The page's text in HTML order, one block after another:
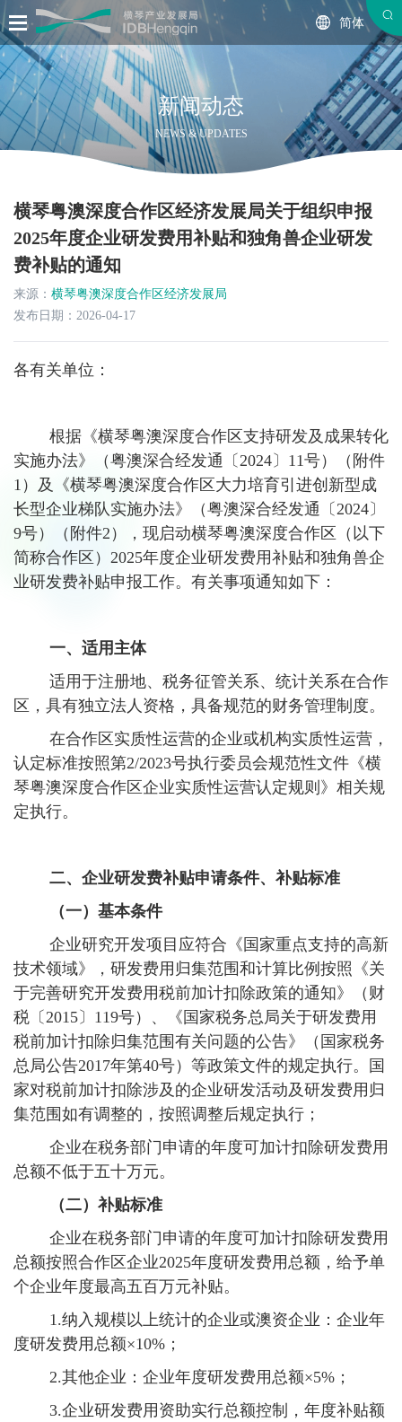
简体
新闻动态
NEWS & UPDATES
横琴粤澳深度合作区经济发展局关于组织申报
2025年度企业研发费用补贴和独角兽企业研发
费补贴的通知
来源： 横琴粤澳深度合作区经济发展局
发布日期：2026-04-17
各有关单位：
根据《横琴粤澳深度合作区支持研发及成果转化
实施办法》（粤澳深合经发通〔2024〕11号）（附件
1）及《横琴粤澳深度合作区大力培育引进创新型成
长型企业梯队实施办法》（粤澳深合经发通〔2024〕
9号）（附件2），现启动横琴粤澳深度合作区（以下
简称合作区）2025年度企业研发费用补贴和独角兽企
业研发费补贴申报工作。有关事项通知如下：
一、适用主体
适用于注册地、税务征管关系、统计关系在合作
区，具有独立法人资格，具备规范的财务管理制度。
在合作区实质性运营的企业或机构实质性运营，
认定标准按照第2/2023号执行委员会规范性文件《横
琴粤澳深度合作区企业实质性运营认定规则》相关规
定执行。
二、企业研发费补贴申请条件、补贴标准
（一）基本条件
企业研究开发项目应符合《国家重点支持的高新
技术领域》，研发费用归集范围和计算比例按照《关
于完善研究开发费用税前加计扣除政策的通知》（财
税〔2015〕119号）、《国家税务总局关于研发费用
税前加计扣除归集范围有关问题的公告》（国家税务
总局公告2017年第40号）等政策文件的规定执行。国
家对税前加计扣除涉及的企业研发活动及研发费用归
集范围如有调整的，按照调整后规定执行；
企业在税务部门申请的年度可加计扣除研发费用
总额不低于五十万元。
（二）补贴标准
企业在税务部门申请的年度可加计扣除研发费用
总额按照合作区企业2025年度研发费用总额，给予单
个企业年度最高五百万元补贴。
1.纳入规模以上统计的企业或澳资企业： 企业年
度研发费用总额×10%；
2.其他企业： 企业年度研发费用总额×5%；
3.企业研发费用资助实行总额控制，年度补贴额